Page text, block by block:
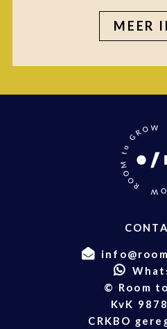
MEER
© Room
KvK
CRKBO